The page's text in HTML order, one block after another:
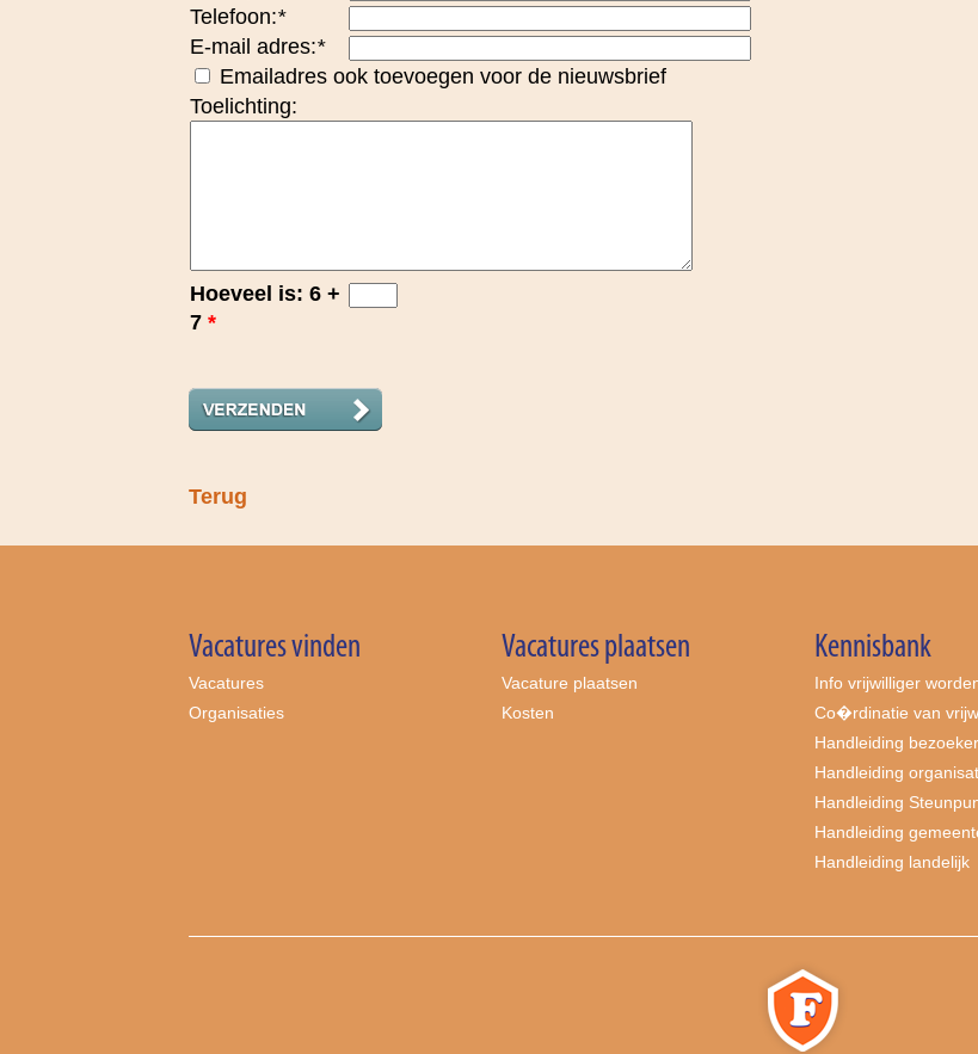
Telefoon:*
E-mail adres:*
Emailadres ook toevoegen voor de nieuwsbrief
Toelichting:
Hoeveel is: 6 +
7 *
Terug
Vacatures vinden
Vacatures
Organisaties
Vacatures plaatsen
Vacature plaatsen
Kosten
Kennisbank
Info vrijwilliger
Co�rdinatie van
Handleiding
Handleiding
Handleiding
Handleiding
Handleiding landelijk